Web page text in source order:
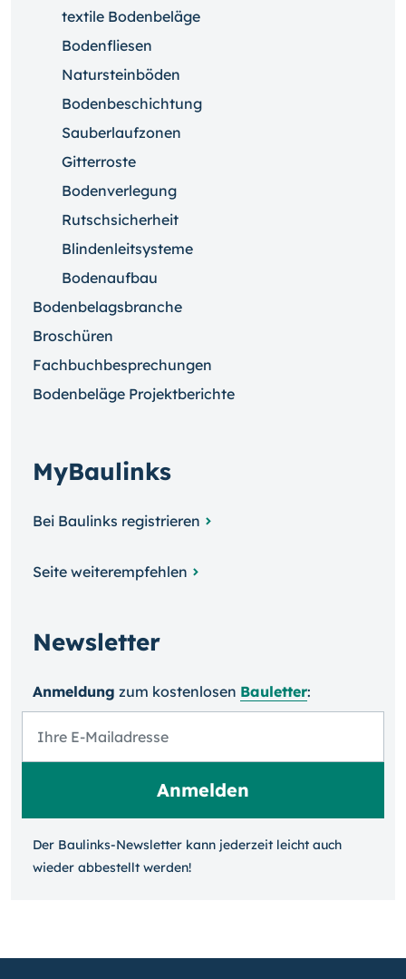
textile Bodenbeläge
Bodenfliesen
Natursteinböden
Bodenbeschichtung
Sauberlaufzonen
Gitterroste
Bodenverlegung
Rutschsicherheit
Blindenleitsysteme
Bodenaufbau
Bodenbelagsbranche
Broschüren
Fachbuchbesprechungen
Bodenbeläge Projektberichte
MyBaulinks
Bei Baulinks registrieren
Seite weiterempfehlen
Newsletter
Anmeldung zum kosten­losen Bauletter:
Der Baulinks-Newsletter kann jeder­zeit leicht auch
wieder ab­bestellt werden!